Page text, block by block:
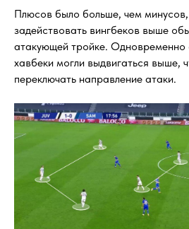
Плюсов было больше, чем
задействовать вингбеков выше
атакующей тройке. Одновременно
хавбеки могли выдвигаться выше,
переключать направление атаки.